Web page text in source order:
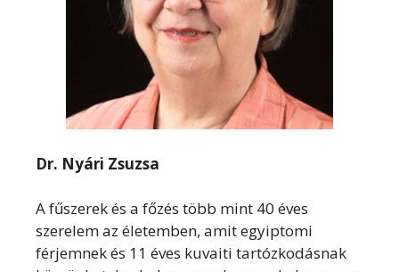
Dr. Nyári Zsuzsa
A fűszerek és a főzés több mint 40 éves
szerelem az életemben, amit egyiptomi
férjemnek és 11 éves kuvaiti tartózkodásnak